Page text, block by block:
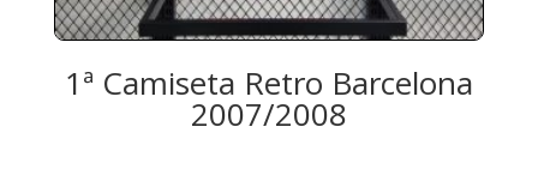
1ª Camiseta Retro Barcelona
2007/2008